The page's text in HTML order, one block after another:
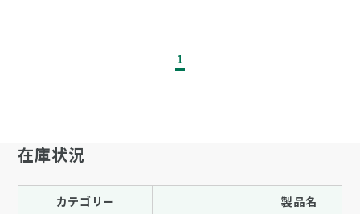
1
在庫状況
カテゴリー 製品名